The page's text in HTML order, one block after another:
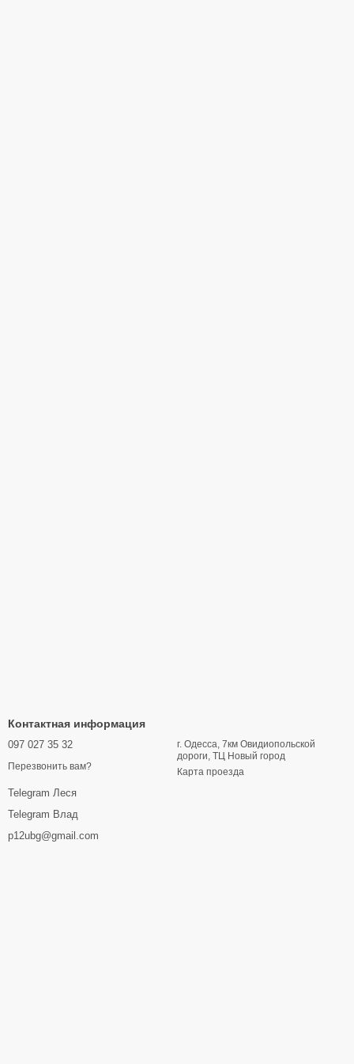
Контактная информация
097 027 35 32
Перезвонить вам?
Telegram Леся
Telegram Влад
p12ubg@gmail.com
г. Одесса, 7км Овидиопольской
дороги, ТЦ Новый город
Карта проезда